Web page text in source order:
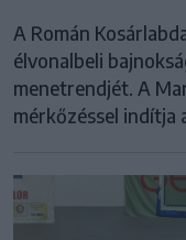
A Román
élvonalbeli
menetrendjét. A
mérkőzéssel indítja